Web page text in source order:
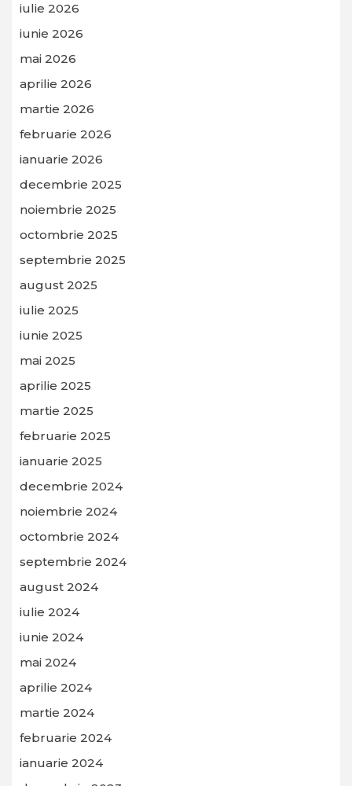
iulie 2026
iunie 2026
mai 2026
aprilie 2026
martie 2026
februarie 2026
ianuarie 2026
decembrie 2025
noiembrie 2025
octombrie 2025
septembrie 2025
august 2025
iulie 2025
iunie 2025
mai 2025
aprilie 2025
martie 2025
februarie 2025
ianuarie 2025
decembrie 2024
noiembrie 2024
octombrie 2024
septembrie 2024
august 2024
iulie 2024
iunie 2024
mai 2024
aprilie 2024
martie 2024
februarie 2024
ianuarie 2024